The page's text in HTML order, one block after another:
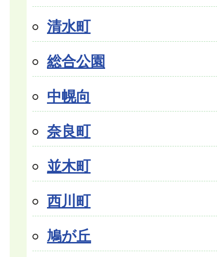
清水町
総合公園
中幌向
奈良町
並木町
西川町
鳩が丘